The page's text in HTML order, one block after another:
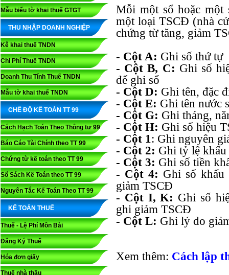
Mẫu biểu tờ khai thuế GTGT
THU NHẬP DOANH NGHIỆP
Kê khai thuế TNDN
Chi Phí Thuế TNDN
Doanh Thu Tính Thuế TNDN
Mẫu tờ khai thuế TNDN
CHẾ ĐỘ KẾ TOÁN TT 99
Cách Hạch Toán Theo Thông tư 99
Báo Cáo Tài Chính theo TT 99
Chứng từ kế toán theo TT 99
Sổ Sách Kế Toán theo TT 99
Nguyên Tắc Kế Toán Theo TT 99
KẾ TOÁN THUẾ
Thuế - Lệ Phí Môn Bài
Đăng Ký Thuế
Hóa đơn giấy
Thuế nhà thầu
Mỗi một sổ hoặc một
một loại TSCĐ (nhà
chứng từ tăng, giảm
- Cột A: Ghi số thứ tự
- Cột B, C: Ghi số
để ghi sổ
- Cột D: Ghi tên, đặc
- Cột E: Ghi tên nước
- Cột G: Ghi tháng,
- Cột H: Ghi số hiệu
- Cột 1: Ghi nguyên
- Cột 2: Ghi tỷ lệ
- Cột 3: Ghi số tiền
- Cột 4: Ghi số
giảm TSCĐ
- Cột I, K: Ghi số
ghi giảm TSCĐ
- Cột L: Ghi lý do
Xem thêm: Cách lập